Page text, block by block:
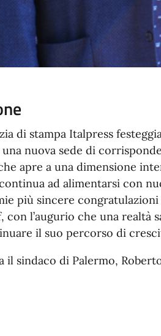
di stampa Italpress
una nuova sede di
apre a una dimensione
ad alimentarsi con
più sincere
l’augurio che una realtà
il suo percorso di
il sindaco di Palermo,